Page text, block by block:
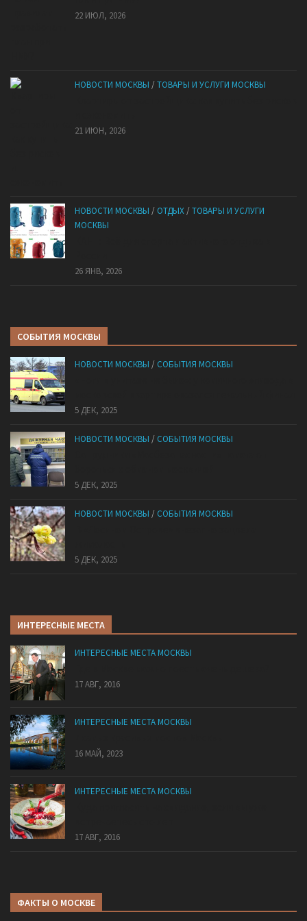
22 ИЮЛ, 2026
НОВОСТИ МОСКВЫ /ТОВАРЫ И УСЛУГИ МОСКВЫ
21 ИЮН, 2026
НОВОСТИ МОСКВЫ / ОТДЫХ /ТОВАРЫ И УСЛУГИ
МОСКВЫ
26 ЯНВ, 2026
СОБЫТИЯ МОСКВЫ
НОВОСТИ МОСКВЫ / СОБЫТИЯ МОСКВЫ
5 ДЕК, 2025
НОВОСТИ МОСКВЫ / СОБЫТИЯ МОСКВЫ
5 ДЕК, 2025
НОВОСТИ МОСКВЫ / СОБЫТИЯ МОСКВЫ
5 ДЕК, 2025
ИНТЕРЕСНЫЕ МЕСТА
ИНТЕРЕСНЫЕ МЕСТА МОСКВЫ
17 АВГ, 2016
ИНТЕРЕСНЫЕ МЕСТА МОСКВЫ
16 МАЙ, 2023
ИНТЕРЕСНЫЕ МЕСТА МОСКВЫ
17 АВГ, 2016
ФАКТЫ О МОСКВЕ